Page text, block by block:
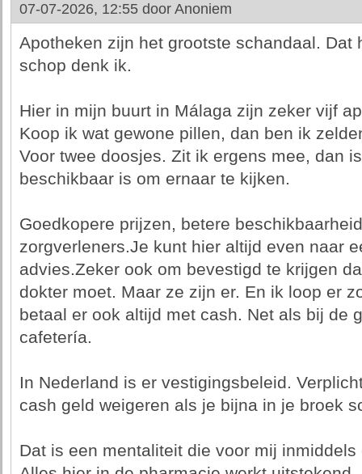
07-07-2026, 12:55 door Anoniem
Apotheken zijn het grootste schandaal. Dat
schop denk ik.
Hier in mijn buurt in Málaga zijn zeker vijf
Koop ik wat gewone pillen, dan ben ik
Voor twee doosjes. Zit ik ergens mee, dan
beschikbaar is om ernaar te kijken.
Goedkopere prijzen, betere
zorgverleners.Je kunt hier altijd even naar
advies.Zeker ook om bevestigd te krijgen
dokter moet. Maar ze zijn er. En ik loop er
betaal er ook altijd met cash. Net als bij de
cafetería.
In Nederland is er vestigingsbeleid.
cash geld weigeren als je bijna in je broek
Dat is een mentaliteit die voor mij